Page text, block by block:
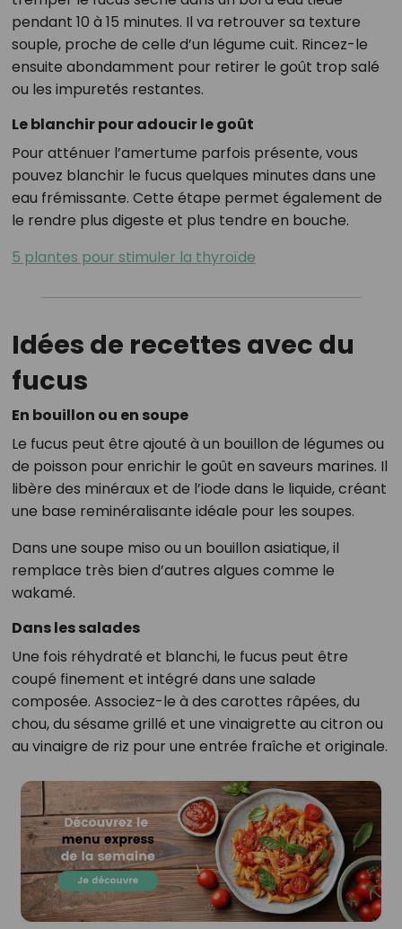
pendant 10 à 15 minutes. Il va retrouver sa texture
souple, proche de celle d’un légume cuit. Rincez-le
ensuite abondamment pour retirer le goût trop salé
ou les impuretés restantes.
Le blanchir pour adoucir le goût
Pour atténuer l’amertume parfois présente, vous
pouvez blanchir le fucus quelques minutes dans une
eau frémissante. Cette étape permet également de
le rendre plus digeste et plus tendre en bouche.
5 plantes pour stimuler la thyroïde
Idées de recettes avec du
fucus
En bouillon ou en soupe
Le fucus peut être ajouté à un bouillon de légumes ou
de poisson pour enrichir le goût en saveurs marines. Il
libère des minéraux et de l’iode dans le liquide, créant
une base reminéralisante idéale pour les soupes.
Dans une soupe miso ou un bouillon asiatique, il
remplace très bien d’autres algues comme le
wakamé.
Dans les salades
Une fois réhydraté et blanchi, le fucus peut être
coupé finement et intégré dans une salade
composée. Associez-le à des carottes râpées, du
chou, du sésame grillé et une vinaigrette au citron ou
au vinaigre de riz pour une entrée fraîche et originale.